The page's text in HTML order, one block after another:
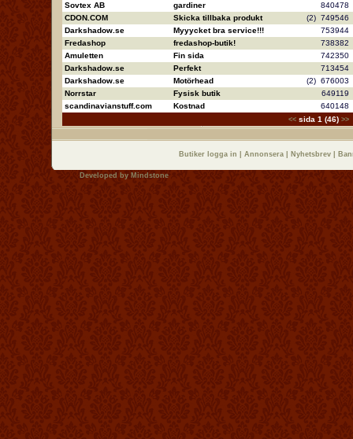
Sovtex AB
gardiner
840478
CDON.COM
Skicka tillbaka produkt (2) 749546
Darkshadow.se
Myyycket bra service!!!
753944
Fredashop
fredashop-butik!
738382
Amuletten
Fin sida
742350
Darkshadow.se
Perfekt
713454
Darkshadow.se
Motörhead (2) 676003
Norrstar
Fysisk butik
649119
scandinavianstuff.com
Kostnad 640148
<< sida 1 (46) >>
Butiker logga in Annonsera Nyhetsbrev
Developed by Mindstone